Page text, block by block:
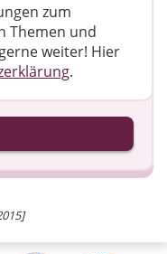
zum
Themen und
weiter! ​Hier
.